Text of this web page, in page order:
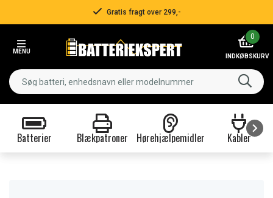
Gratis fragt over 299,-
MENU
0
INDKØBSKURV
Batterier Blækpatroner Hørehjælpemidler Kabler